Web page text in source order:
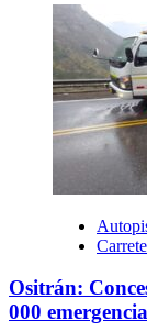
Ositrán:
000